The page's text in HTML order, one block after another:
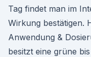
Tag findet man im
Wirkung bestätigen.
Anwendung &
besitzt eine grüne